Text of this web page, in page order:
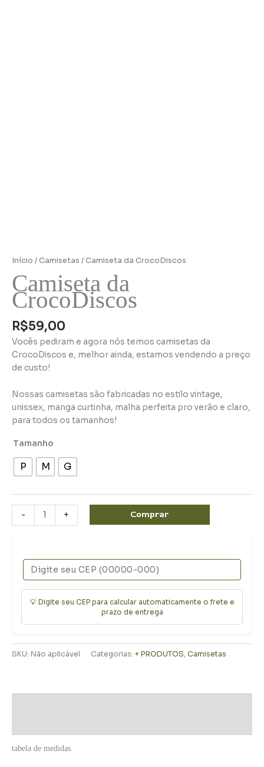
Início / Camisetas / Camiseta da CrocoDiscos
Camiseta da
CrocoDiscos
R$59,00
Vocês pediram e agora nós temos camisetas da
CrocoDiscos e, melhor ainda, estamos vendendo a preço
de custo!
Nossas camisetas são fabricadas no estilo vintage,
unissex, manga curtinha, malha perfeita pro verão e claro,
para todos os tamanhos!
Tamanho
P M G
- + Comprar
💡 Digite seu CEP para calcular automaticamente o frete e
prazo de entrega
SKU: Não aplicável Categorias: + PRODUTOS, Camisetas
tabela de medidas